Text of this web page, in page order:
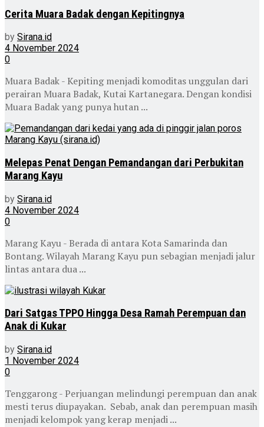
Cerita Muara Badak dengan Kepitingnya
by Sirana.id
4 November 2024
0
Muara Badak - Kepiting menjadi komoditas unggulan dari
perairan Muara Badak, Kutai Kartanegara. Dengan kondisi
Muara Badak yang punya hutan ...
Melepas Penat Dengan Pemandangan dari Perbukitan
Marang Kayu
by Sirana.id
4 November 2024
0
Marang Kayu - Berada di antara Kota Samarinda dan
Bontang. Wilayah Marang Kayu pun sebagian menjadi jalur
lintas antara dua ...
Dari Satgas TPPO Hingga Desa Ramah Perempuan dan
Anak di Kukar
by Sirana.id
1 November 2024
0
Tenggarong - Perjuangan melindungi perempuan dan anak
mesti terus diupayakan. Sebab, anak dan perempuan masih
menjadi kelompok yang kerap menjadi ...